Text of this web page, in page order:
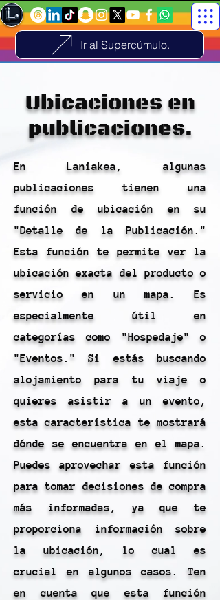
Ir al Supercúmulo.
Ubicaciones en
publicaciones.
En Laniakea, algunas
publicaciones tienen una
función de ubicación en su
"Detalle de la Publicación."
Esta función te permite ver la
ubicación exacta del producto o
servicio en un mapa. Es
especialmente útil en
categorías como "Hospedaje" o
"Eventos." Si estás buscando
alojamiento para tu viaje o
quieres asistir a un evento,
esta característica te mostrará
dónde se encuentra en el mapa.
Puedes aprovechar esta función
para tomar decisiones de compra
más informadas, ya que te
proporciona información sobre
la ubicación, lo cual es
crucial en algunos casos. Ten
en cuenta que esta función